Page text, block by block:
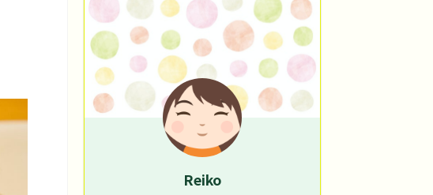
Reiko